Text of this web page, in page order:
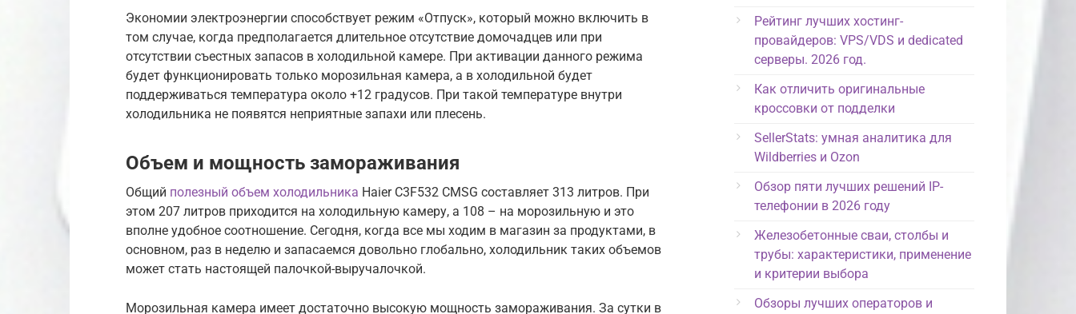
Экономии электроэнергии способствует режим «Отпуск», который можно включить в
том случае, когда предполагается длительное отсутствие домочадцев или при
отсутствии съестных запасов в холодильной камере. При активации данного режима
будет функционировать только морозильная камера, а в холодильной будет
поддерживаться температура около +12 градусов. При такой температуре внутри
холодильника не появятся неприятные запахи или плесень.
Объем и мощность замораживания
Общий полезный объем холодильника Haier C3F532 CMSG составляет 313 литров. При
этом 207 литров приходится на холодильную камеру, а 108 – на морозильную и это
вполне удобное соотношение. Сегодня, когда все мы ходим в магазин за продуктами, в
основном, раз в неделю и запасаемся довольно глобально, холодильник таких объемов
может стать настоящей палочкой-выручалочкой.
Морозильная камера имеет достаточно высокую мощность замораживания. За сутки в
Рейтинг лучших хостинг-
провайдеров: VPS/VDS и dedicated
серверы. 2026 год.
Как отличить оригинальные
кроссовки от подделки
SellerStats: умная аналитика для
Wildberries и Ozon
Обзор пяти лучших решений IP-
телефонии в 2026 году
Железобетонные сваи, столбы и
трубы: характеристики, применение
и критерии выбора
Обзоры лучших операторов и